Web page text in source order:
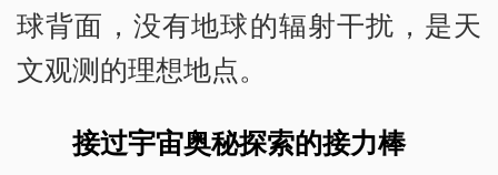
球背面，没有地球的辐射干扰，是天
文观测的理想地点。
接过宇宙奥秘探索的接力棒